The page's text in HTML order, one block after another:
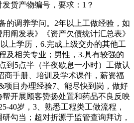
货产物编号，要求：1？
调养学问。2年以上工做经验，如
阐发表》《资产欠债统计汇总表》
上学历，6.完成上级交办的其他工
及相关专业；男性，3.具有较强的
到5点半（半夜歇息一小时）工做认
商手册、培训及学术课件，薪资福
项目办理经验7、能尽快到岗，做好
开展顾客赞扬处置和药品不良反映
40岁，3、熟悉工程类工做流程，
勾当；超对折源于监管查询拜访，